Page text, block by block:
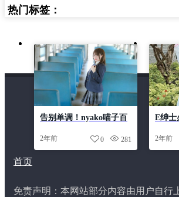
热门标签：
告别单调！nyako喵子百
图包，让你一次看个够
2年前 281
0
E绅士
2年前
首页
免责声明：本网站部分内容由用户自行